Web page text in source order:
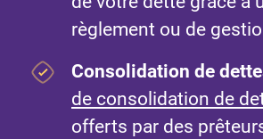
règlement ou de
Consolidation de
de consolidation de
offerts par des